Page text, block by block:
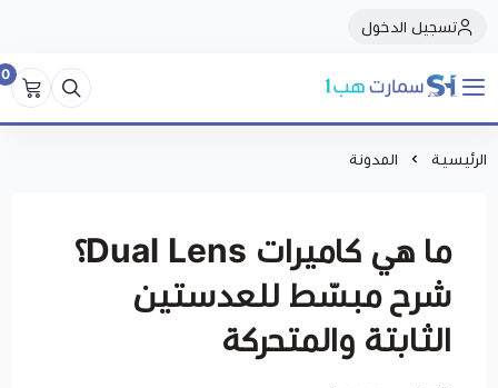
تسجيل الدخول
سمارت هبSmart Hub1
0
الرئيسية المدونة
ما هي كاميرات Dual Lens؟
شرح مبسّط للعدستين
الثابتة والمتحركة